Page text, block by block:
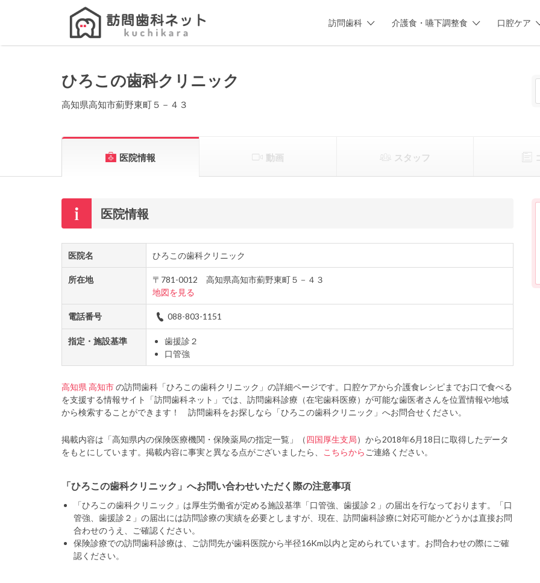
訪問歯科 介護食・嚥下調整食 口腔ケア
Search
ひろこの歯科クリニック
高知県高知市薊野東町５－４３
医院情報 動画 スタッフ
医院情報
医院名 ひろこの歯科クリニック
所在地
〒781-0012 高知県高知市薊野東町５－４３
地図を見る
電話番号 088-803-1151
指定・施設基準
歯援診２
口管強
高知県 高知市の訪問歯科「ひろこの歯科クリニック」の詳細ページです。口腔ケアから介護食レシピまでお口で食べる
を支援する情報サイト「訪問歯科ネット」では、訪問歯科診療（在宅歯科医療）が可能な歯医者さんを位置情報や地域
から検索することができます！ 訪問歯科をお探しなら「ひろこの歯科クリニック」へお問合せください。
掲載内容は「高知県内の保険医療機関・保険薬局の指定一覧」（四国厚生支局）から2018年6月18日に取得したデータ
をもとにしています。掲載内容に事実と異なる点がございましたら、
こちらから ご連絡ください。
「ひろこの歯科クリニック」へお問い合わせいただく際の注意事項
「ひろこの歯科クリニック」は厚生労働省が定める施設基準「口管強、歯援診２」の届出を行なっております。「口
管強、歯援診２」の届出には訪問診療の実績を必要としますが、現在、訪問歯科診療に対応可能かどうかは直接お問
合わせのうえ、ご確認ください。
保険診療での訪問歯科診療は、ご訪問先が歯科医院から半径16Km以内と定められています。お問合わせの際にご確
認ください。